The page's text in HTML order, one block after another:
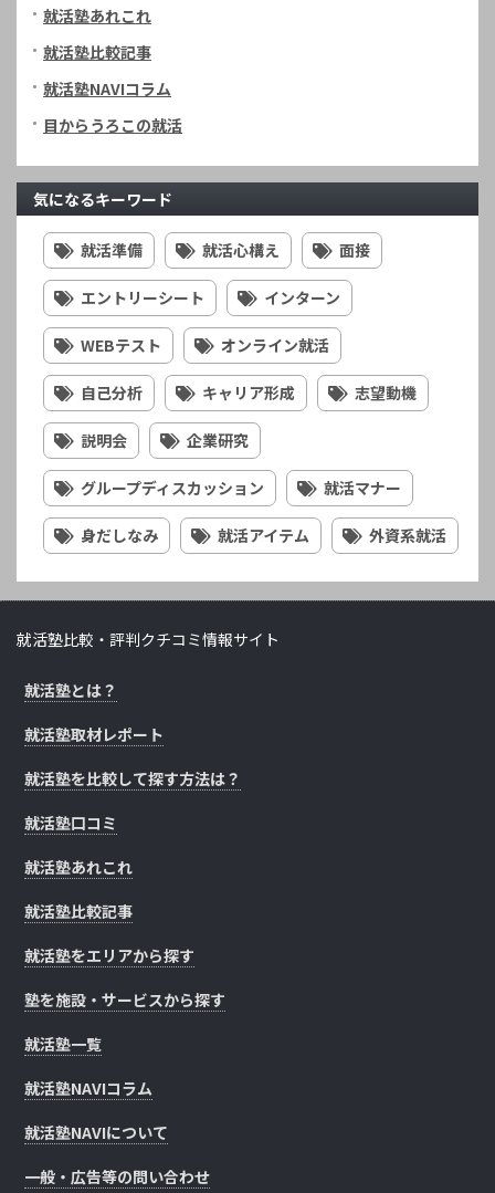
就活塾あれこれ
就活塾比較記事
就活塾NAVIコラム
目からうろこの就活
気になるキーワード
就活準備 就活心構え 面接
エントリーシート インターン
WEBテスト オンライン就活
自己分析 キャリア形成 志望動機
説明会 企業研究
グループディスカッション 就活マナー
身だしなみ 就活アイテム 外資系就活
就活塾比較・評判クチコミ情報サイト
就活塾とは？
就活塾取材レポート
就活塾を比較して探す方法は？
就活塾口コミ
就活塾あれこれ
就活塾比較記事
就活塾をエリアから探す
塾を施設・サービスから探す
就活塾一覧
就活塾NAVIコラム
就活塾NAVIについて
一般・広告等の問い合わせ